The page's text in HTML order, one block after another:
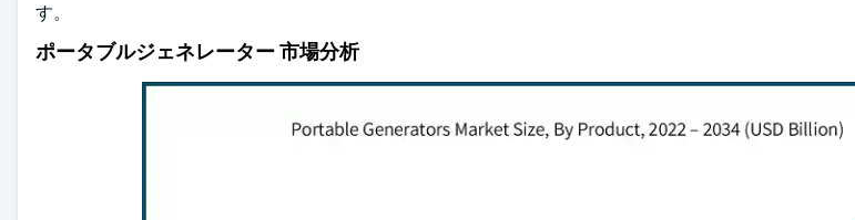
す。
ポータブルジェネレーター 市場分析